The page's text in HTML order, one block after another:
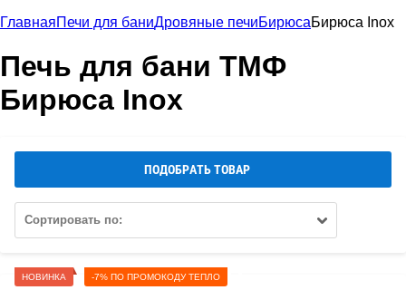
ГлавнаяПечи для баниДровяные печиБирюсаБирюса Inox
Печь для бани ТМФ
Бирюса Inox
ПОДОБРАТЬ ТОВАР
Сортировать по:
НОВИНКА -7% ПО ПРОМОКОДУ ТЕПЛО